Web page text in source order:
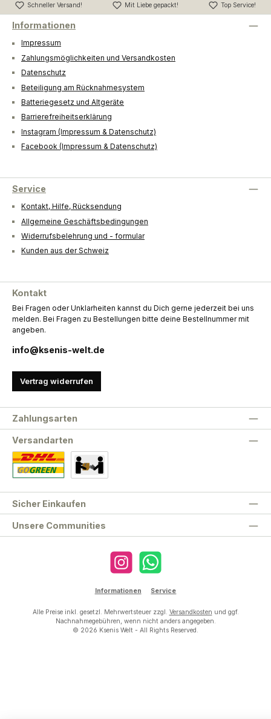
Schneller Versand! Mit Liebe gepackt! Top Service!
Informationen
Impressum
Zahlungsmöglichkeiten und Versandkosten
Datenschutz
Beteiligung am Rücknahmesystem
Batteriegesetz und Altgeräte
Barrierefreiheitserklärung
Instagram (Impressum & Datenschutz)
Facebook (Impressum & Datenschutz)
Service
Kontakt, Hilfe, Rücksendung
Allgemeine Geschäftsbedingungen
Widerrufsbelehrung und - formular
Kunden aus der Schweiz
Kontakt
Bei Fragen oder Unklarheiten kannst du Dich gerne jederzeit bei uns
melden. Bei Fragen zu Bestellungen bitte deine Bestellnummer mit
angeben.
info@ksenis-welt.de
Vertrag widerrufen
Unsere Communities
Zahlungsarten
Versandarten
Sicher Einkaufen
Instagram WhatsApp
Informationen Service
Alle Preise inkl. gesetzl. Mehrwertsteuer zzgl. Versandkosten und ggf.
Nachnahmegebühren, wenn nicht anders angegeben.
© 2026 Ksenis Welt - All Rights Reserved.